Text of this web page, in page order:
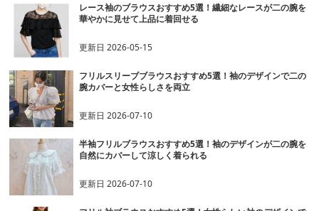
レース袖のブラウスおすすめ5選！繊細なレースが二の腕を
華やかに見せて上品に着回せる
更新日2026-05-15
フリルスリーブブラウスおすすめ5選！袖のデザインで二の
腕カバーと女性らしさを両立
更新日2026-07-10
半袖フリルブラウスおすすめ5選！袖のデザインが二の腕を
自然にカバーして涼しく着られる
更新日2026-07-10